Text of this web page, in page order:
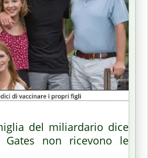
del miliardario dice
non ricevono le